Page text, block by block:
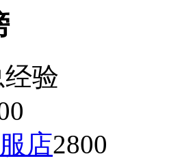
验
店2800